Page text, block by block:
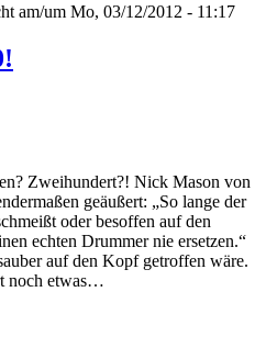
am/um Mo, 03/12/2012 - 11:17
Zweihundert?! Nick Mason von
geäußert: „So lange der
oder besoffen auf den
echten Drummer nie ersetzen.“
auf den Kopf getroffen wäre.
noch etwas…